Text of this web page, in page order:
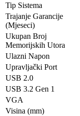
Tip Sistema
Trajanje Garancije
(Mjeseci)
Ukupan Broj
Memorijskih Utorа
Ulazni Napon
Upravljački Port
USB 2.0
USB 3.2 Gen 1
VGA
Visina (mm)